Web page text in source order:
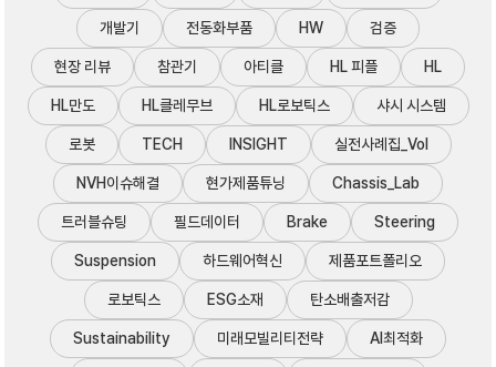
개발기 전동화부품 HW 검증
현장 리뷰 참관기 아티클 HL 피플 HL
HL만도 HL클레무브 HL로보틱스 샤시 시스템
로봇 TECH INSIGHT 실전사례집_Vol
NVH이슈해결 현가제품튜닝 Chassis_Lab
트러블슈팅 필드데이터 Brake Steering
Suspension 하드웨어혁신 제품포트폴리오
로보틱스 ESG소재 탄소배출저감
Sustainability 미래모빌리티전략 AI최적화